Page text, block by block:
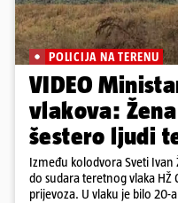
POLICIJA NA TERENU
VIDEO
vlakova:
šestero ljudi
Između kolodvora Sveti Ivan
do sudara teretnog vlaka HŽ
prijevoza. U vlaku je bilo 20-